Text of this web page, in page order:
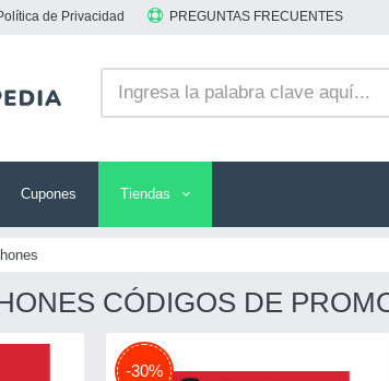
de Privacidad PREGUNTAS FRECUENTES
Cupones Tiendas
CÓDIGOS DE
-30%